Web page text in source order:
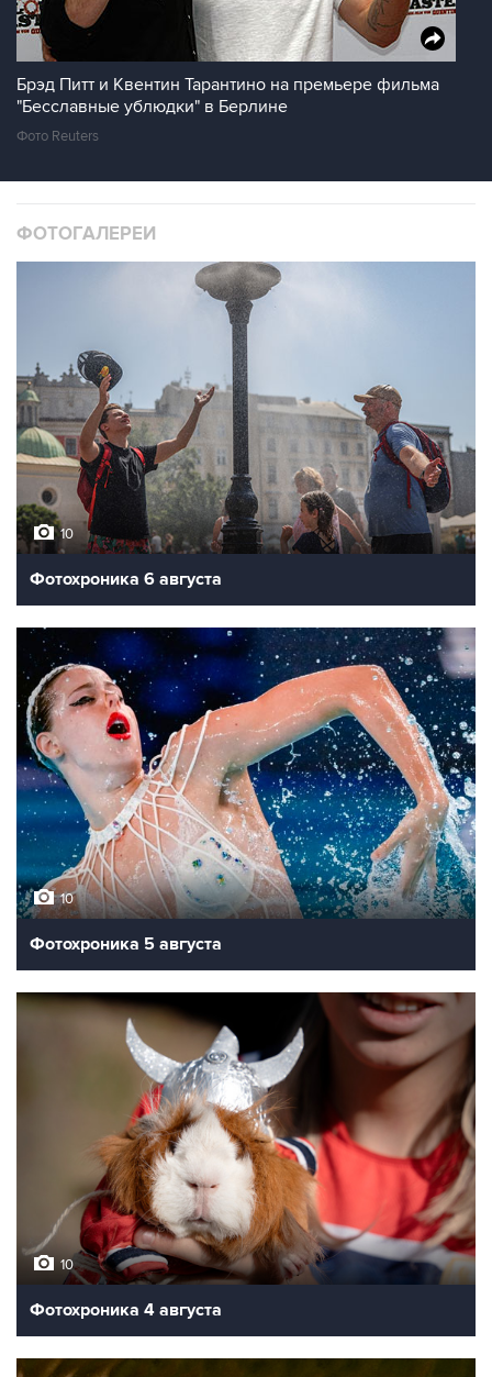
Брэд Питт и Квентин Тарантино на премьере фильма
"Бесславные ублюдки" в Берлине
Фото Reuters
ФОТОГАЛЕРЕИ
10
Фотохроника 6 августа
10
Фотохроника 5 августа
10
Фотохроника 4 августа